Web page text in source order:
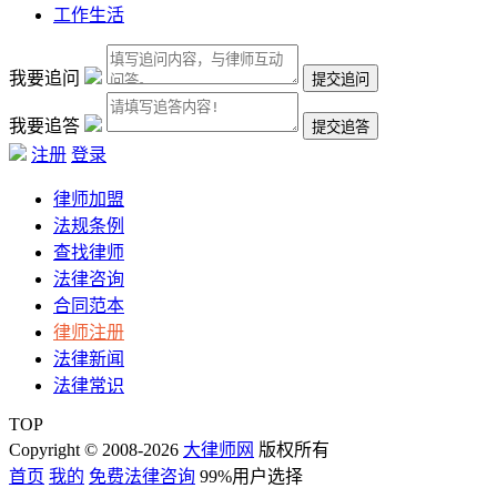
工作生活
我要追问
我要追答
注册 登录
律师加盟
法规条例
查找律师
法律咨询
合同范本
律师注册
法律新闻
法律常识
TOP
Copyright © 2008-2026 大律师网 版权所有
首页 我的 免费法律咨询 99%用户选择